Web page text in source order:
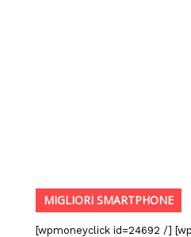
MIGLIORI SMARTPHONE
[wpmoneyclick id=24692 /]